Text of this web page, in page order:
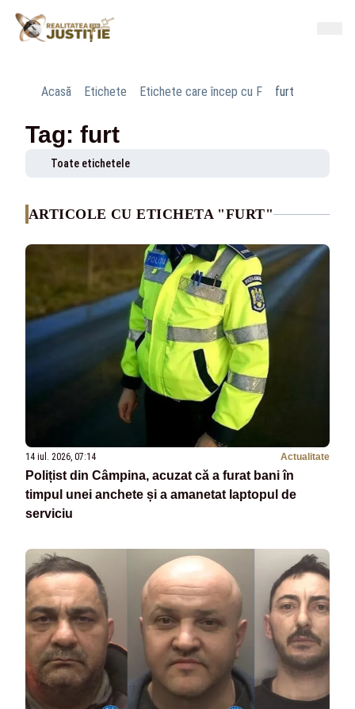
Acasă Etichete Etichete care încep cu F furt
Tag: furt
Toate etichetele
ARTICOLE CU ETICHETA "FURT"
14 iul. 2026, 07:14 Actualitate
Polițist din Câmpina, acuzat că a furat bani în
timpul unei anchete și a amanetat laptopul de
serviciu